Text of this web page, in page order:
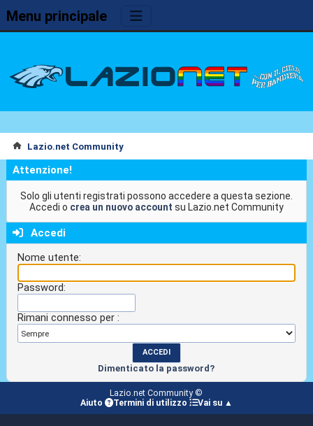
Menu principale
Lazio.net Community
Attenzione!
Solo gli utenti registrati possono accedere a questa sezione.
Accedi o crea un nuovo account su Lazio.net Community
Accedi
Nome utente:
Password:
Rimani connesso per :
Dimenticato la password?
Lazio.net Community ©
Aiuto
Termini di utilizzo Vai su ▲